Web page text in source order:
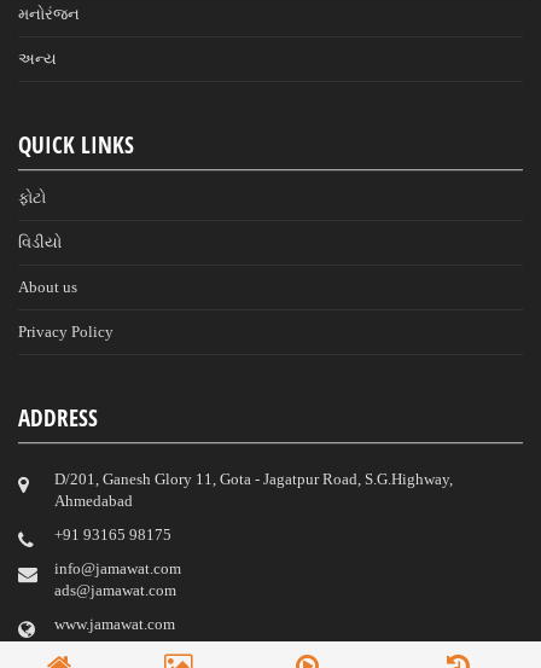
મનોરંજન
અન્ય
QUICK LINKS
ફોટો
વિડીયો
About us
Privacy Policy
ADDRESS
D/201, Ganesh Glory 11, Gota - Jagatpur Road, S.G.Highway,
Ahmedabad
‎+91 93165 98175
info@jamawat.com
ads@jamawat.com
www.jamawat.com